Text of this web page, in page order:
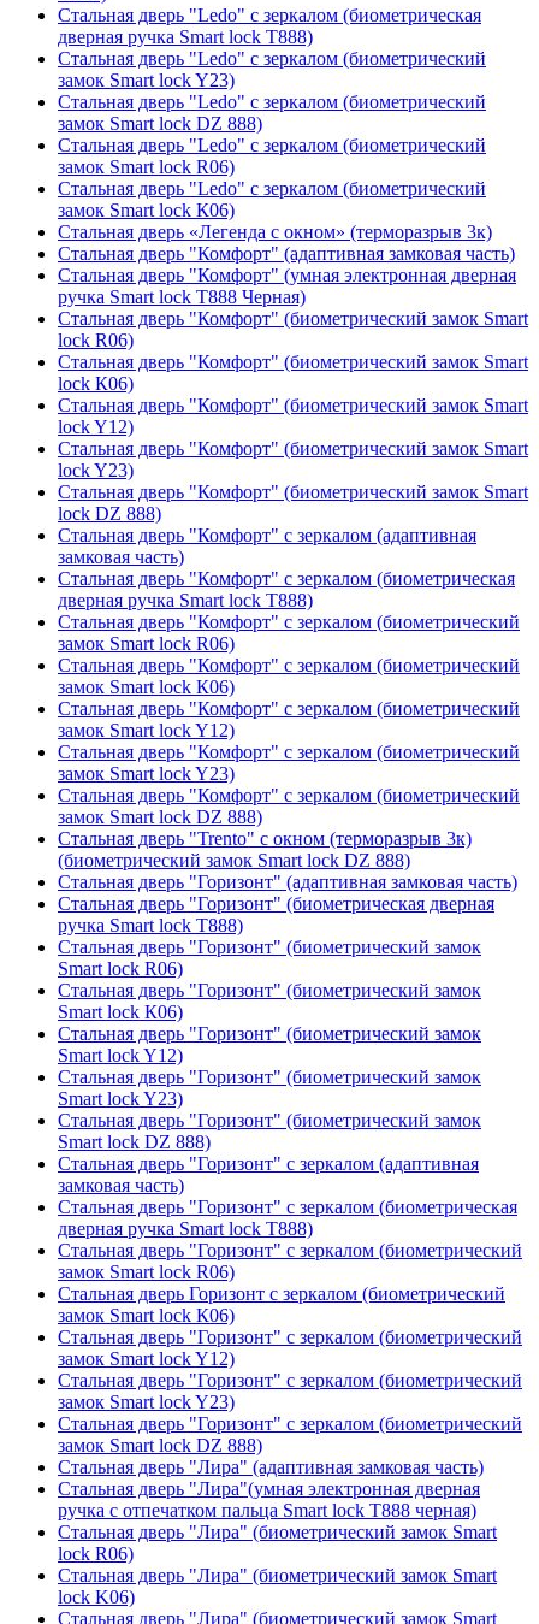
Стальная дверь "Ledo" с зеркалом (биометрическая
дверная ручка Smart lock T888)
Стальная дверь "Ledo" с зеркалом (биометрический
замок Smart lock Y23)
Стальная дверь "Ledo" с зеркалом (биометрический
замок Smart lock DZ 888)
Стальная дверь "Ledo" с зеркалом (биометрический
замок Smart lock R06)
Стальная дверь "Ledo" с зеркалом (биометрический
замок Smart lock К06)
Стальная дверь «Легенда с окном» (терморазрыв 3к)
Стальная дверь "Комфорт" (адаптивная замковая часть)
Стальная дверь "Комфорт" (умная электронная дверная
ручка Smart lock T888 Черная)
Стальная дверь "Комфорт" (биометрический замок Smart
lock R06)
Стальная дверь "Комфорт" (биометрический замок Smart
lock К06)
Стальная дверь "Комфорт" (биометрический замок Smart
lock Y12)
Стальная дверь "Комфорт" (биометрический замок Smart
lock Y23)
Стальная дверь "Комфорт" (биометрический замок Smart
lock DZ 888)
Стальная дверь "Комфорт" с зеркалом (адаптивная
замковая часть)
Стальная дверь "Комфорт" с зеркалом (биометрическая
дверная ручка Smart lock T888)
Стальная дверь "Комфорт" с зеркалом (биометрический
замок Smart lock R06)
Стальная дверь "Комфорт" с зеркалом (биометрический
замок Smart lock К06)
Стальная дверь "Комфорт" с зеркалом (биометрический
замок Smart lock Y12)
Стальная дверь "Комфорт" с зеркалом (биометрический
замок Smart lock Y23)
Стальная дверь "Комфорт" с зеркалом (биометрический
замок Smart lock DZ 888)
Стальная дверь "Trento" с окном (терморазрыв 3к)
(биометрический замок Smart lock DZ 888)
Стальная дверь "Горизонт" (адаптивная замковая часть)
Стальная дверь "Горизонт" (биометрическая дверная
ручка Smart lock T888)
Стальная дверь "Горизонт" (биометрический замок
Smart lock R06)
Стальная дверь "Горизонт" (биометрический замок
Smart lock К06)
Стальная дверь "Горизонт" (биометрический замок
Smart lock Y12)
Стальная дверь "Горизонт" (биометрический замок
Smart lock Y23)
Стальная дверь "Горизонт" (биометрический замок
Smart lock DZ 888)
Стальная дверь "Горизонт" с зеркалом (адаптивная
замковая часть)
Стальная дверь "Горизонт" с зеркалом (биометрическая
дверная ручка Smart lock T888)
Стальная дверь "Горизонт" с зеркалом (биометрический
замок Smart lock R06)
Стальная дверь Горизонт с зеркалом (биометрический
замок Smart lock К06)
Стальная дверь "Горизонт" с зеркалом (биометрический
замок Smart lock Y12)
Стальная дверь "Горизонт" с зеркалом (биометрический
замок Smart lock Y23)
Стальная дверь "Горизонт" с зеркалом (биометрический
замок Smart lock DZ 888)
Стальная дверь "Лира" (адаптивная замковая часть)
Стальная дверь "Лира"(умная электронная дверная
ручка с отпечатком пальца Smart lock T888 черная)
Стальная дверь "Лира" (биометрический замок Smart
lock R06)
Стальная дверь "Лира" (биометрический замок Smart
lock K06)
Стальная дверь "Лира" (биометрический замок Smart